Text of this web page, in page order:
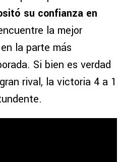
su confianza en
la mejor
la parte más
Si bien es verdad
rival, la victoria 4 a 1